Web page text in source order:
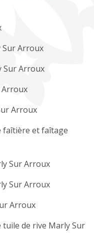
Arroux
Sur Arroux
Arroux
faîtière et faîtage
Sur Arroux
Sur Arroux
Arroux
de rive Marly Sur